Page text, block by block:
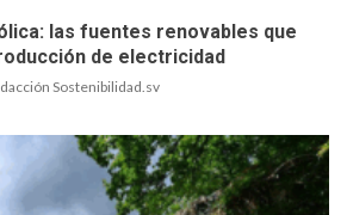
las fuentes renovables que
de electricidad
Sostenibilidad.sv